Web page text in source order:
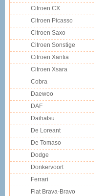
Citroen CX
Citroen Picasso
Citroen Saxo
Citroen Sonstige
Citroen Xantia
Citroen Xsara
Cobra
Daewoo
DAF
Daihatsu
De Loreant
De Tomaso
Dodge
Donkervoort
Ferrari
Fiat Brava-Bravo